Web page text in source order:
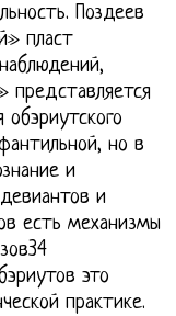
Поздеев
пласт
представляется
но в
и
и
есть механизмы
это
практике.